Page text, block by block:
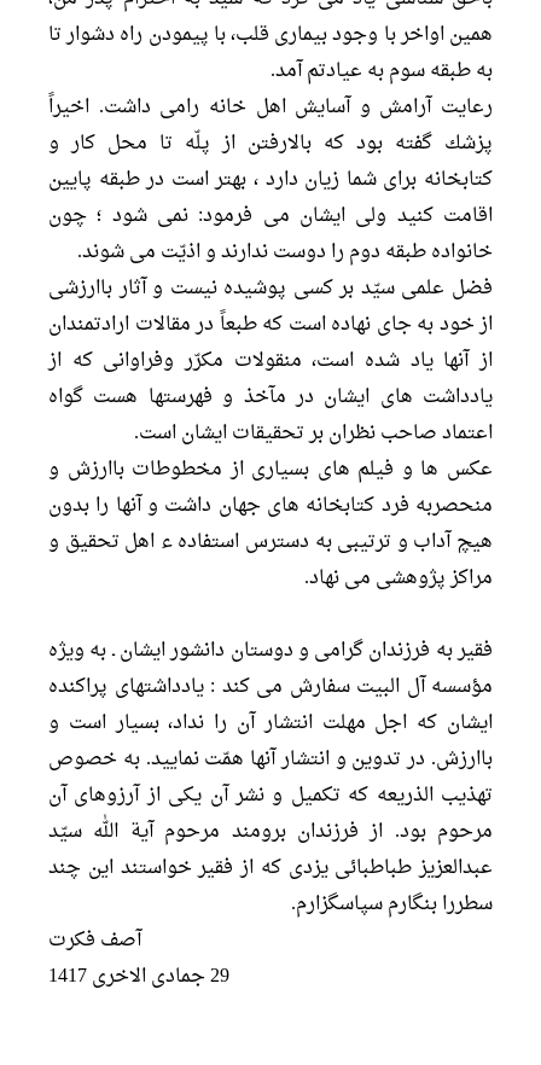
همين اواخر با وجود بيمارى قلب، با پيمودن راه دشوار تا
به طبقه سوم به عيادتم آمد.
رعايت آرامش و آسايش اهل خانه رامى داشت. اخيراً
پزشك گفته بود كه بالارفتن از پلّه تا محل كار و
كتابخانه براى شما زيان دارد ، بهتر است در طبقه پايين
اقامت كنيد ولى ایشان می فرمود: نمى شود ؛ چون
خانواده طبقه دوم را دوست ندارند و اذيّت مى شوند.
فضل علمى سيّد بر كسى پوشيده نيست و آثار باارزشى
از خود به جاى نهاده است كه طبعاً در مقالات ارادتمندان
از آنها ياد شده است، منقولات مكرّر وفراوانى كه از
يادداشت هاى ايشان در مآخذ و فهرستها هست گواه
اعتماد صاحب نظران بر تحقيقات ايشان است.
عكس ها و فيلم هاى بسيارى از مخطوطات باارزش و
منحصربه فرد كتابخانه هاى جهان داشت و آنها را بدون
هيچ آداب و ترتيبى به دسترس استفاده ء اهل تحقيق و
مراكز پژوهشى مى نهاد.
فقير به فرزندان گرامى و دوستان دانشور ايشان ـ به ويژه
مؤسسه آل البيت سفارش مى كند : يادداشتهاى پراكنده
ايشان كه اجل مهلت انتشار آن را نداد، بسيار است و
باارزش. در تدوين و انتشار آنها همّت نماييد. به خصوص
تهذيب الذريعه كه تكميل و نشر آن يكى از آرزوهاى آن
مرحوم بود. از فرزندان برومند مرحوم آية الله سيّد
عبدالعزيز طباطبائى يزدى كه از فقير خواستند اين چند
سطررا بنگارم سپاسگزارم.
آصف فكرت
29 جمادى الاخرى 1417